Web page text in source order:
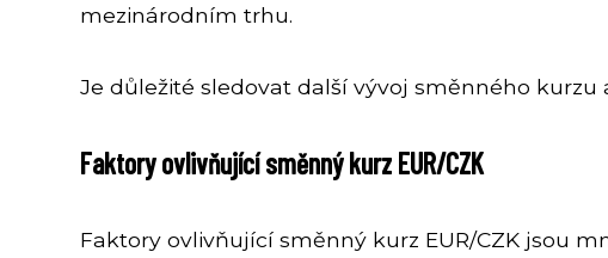
mezinárodním trhu.
Je důležité sledovat další vývoj směnného
Faktory ovlivňující směnný kurz EUR/CZK
Faktory ovlivňující směnný kurz EUR/CZK jsou